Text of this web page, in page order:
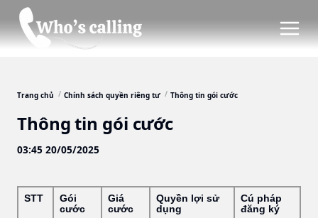
Trang chủ Chính sách quyền riêng tư Thông tin gói cước
Thông tin gói cước
03:45 20/05/2025
STT
Gói
cước
Giá
cước
Quyền lợi sử
dụng
Cú pháp
đăng ký